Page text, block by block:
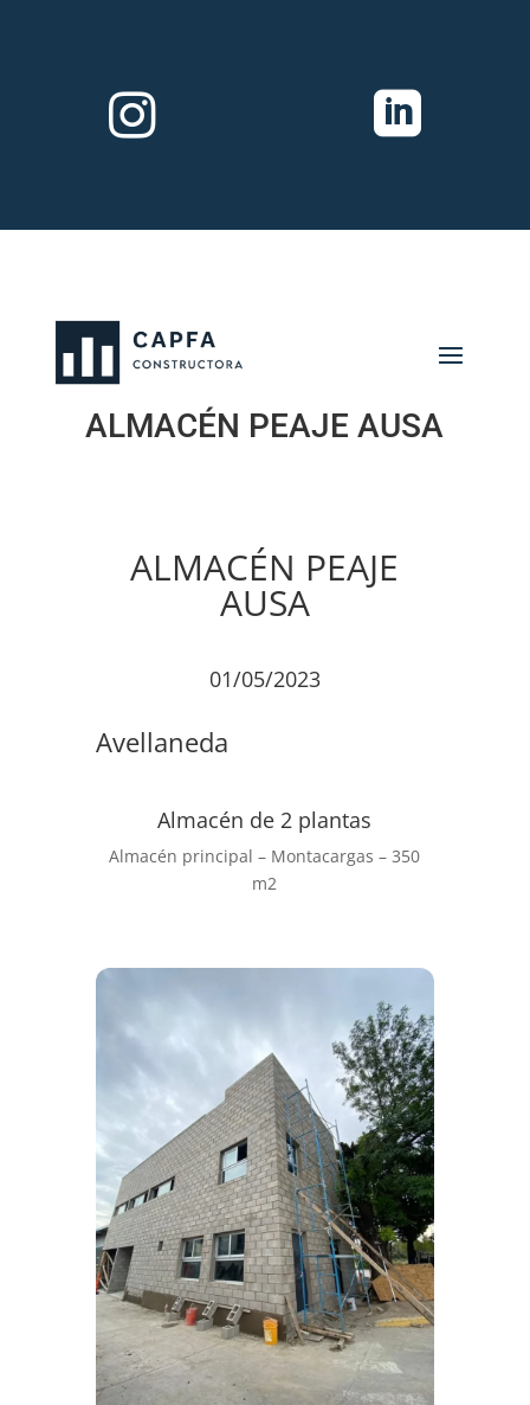
 
ALMACÉN PEAJE AUSA
ALMACÉN PEAJE
AUSA
01/05/2023
Avellaneda
Almacén de 2 plantas
Almacén principal – Montacargas – 350
m2